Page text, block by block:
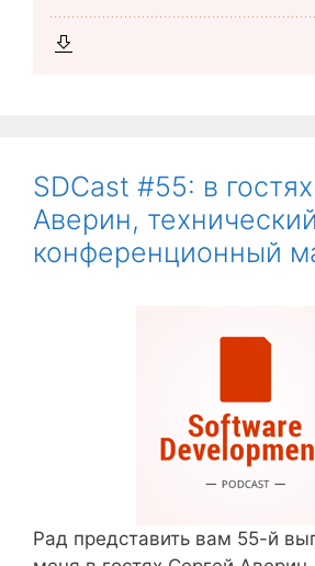
SDCast #55: в
Аверин,
конференционный
Рад представить вам 55-й